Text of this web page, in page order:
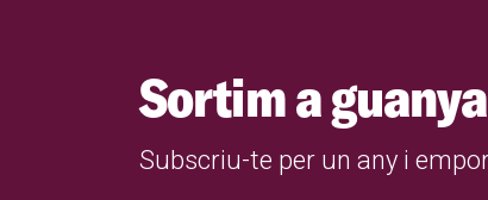
Sortim a
Subscriu-te per un any i